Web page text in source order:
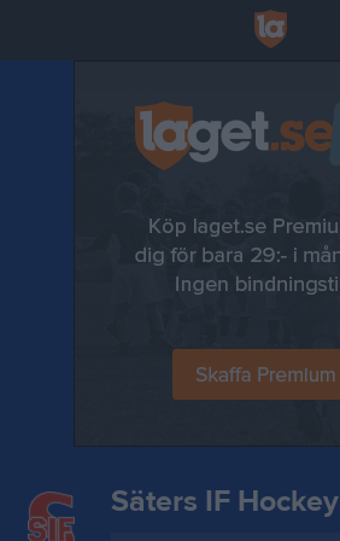
Säters IF Hockey